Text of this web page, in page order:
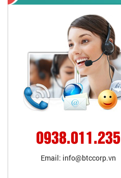
0938.011.235
Email: info@btccorp.vn